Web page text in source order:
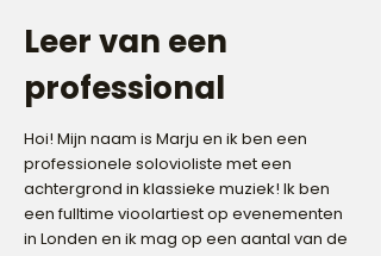
Leer van een
professional
Hoi! Mijn naam is Marju en ik ben een
professionele solovioliste met een
achtergrond in klassieke muziek! Ik ben
een fulltime vioolartiest op evenementen
in Londen en ik mag op een aantal van de